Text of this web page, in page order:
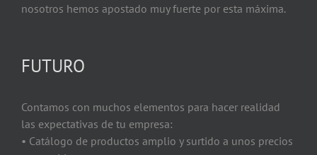
nosotros hemos apostado muy fuerte por esta máxima.
FUTURO
Contamos con muchos elementos para hacer realidad
las expectativas de tu empresa:
• Catálogo de productos amplio y surtido a unos precios